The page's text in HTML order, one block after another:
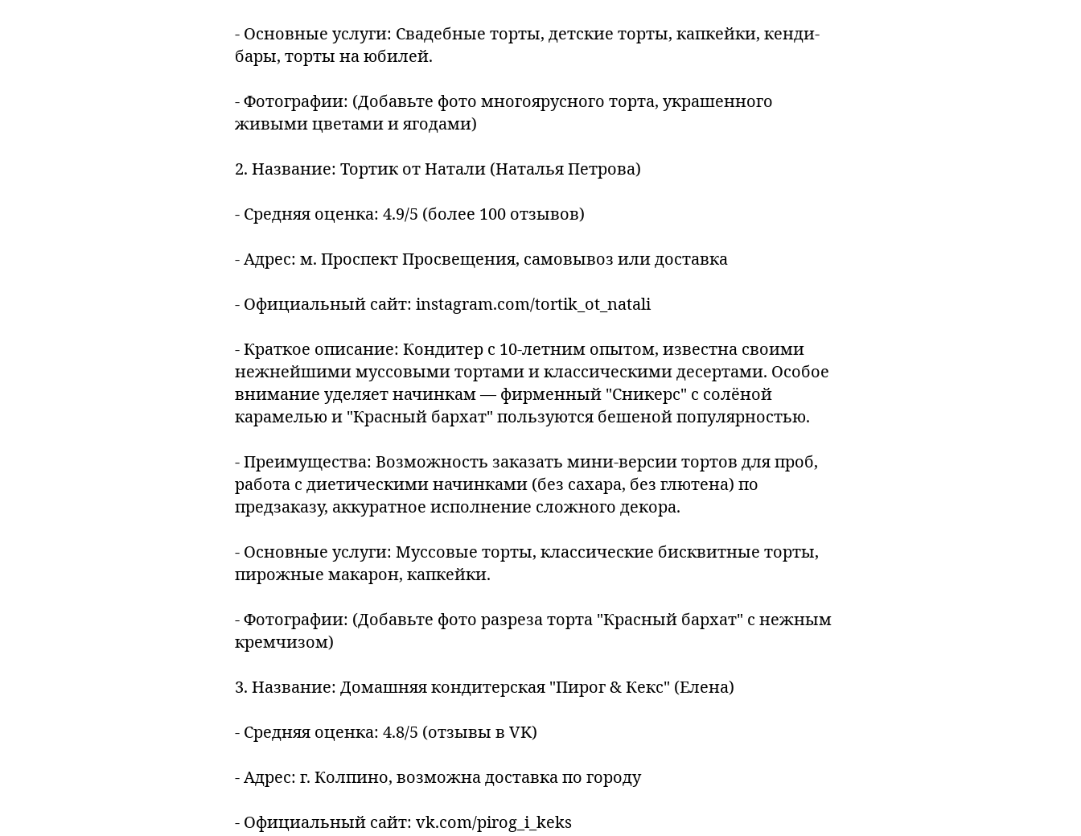
- Основные услуги: Свадебные торты, детские торты, капкейки, кенди-
бары, торты на юбилей.
- Фотографии: (Добавьте фото многоярусного торта, украшенного
живыми цветами и ягодами)
2. Название: Тортик от Натали (Наталья Петрова)
- Средняя оценка: 4.9/5 (более 100 отзывов)
- Адрес: м. Проспект Просвещения, самовывоз или доставка
- Официальный сайт: instagram.com/tortik_ot_natali
- Краткое описание: Кондитер с 10-летним опытом, известна своими
нежнейшими муссовыми тортами и классическими десертами. Особое
внимание уделяет начинкам — фирменный "Сникерс" с солёной
карамелью и "Красный бархат" пользуются бешеной популярностью.
- Преимущества: Возможность заказать мини-версии тортов для проб,
работа с диетическими начинками (без сахара, без глютена) по
предзаказу, аккуратное исполнение сложного декора.
- Основные услуги: Муссовые торты, классические бисквитные торты,
пирожные макарон, капкейки.
- Фотографии: (Добавьте фото разреза торта "Красный бархат" с нежным
кремчизом)
3. Название: Домашняя кондитерская "Пирог & Кекс" (Елена)
- Средняя оценка: 4.8/5 (отзывы в VK)
- Адрес: г. Колпино, возможна доставка по городу
- Официальный сайт: vk.com/pirog_i_keks